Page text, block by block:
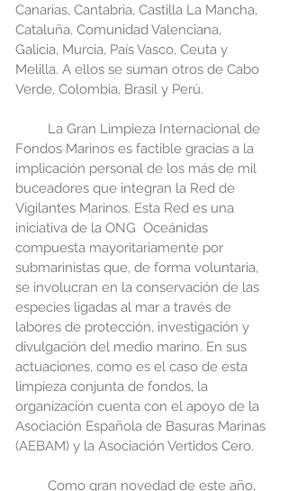
Canarias, Cantabria, Castilla La Mancha,
Cataluña, Comunidad Valenciana,
Galicia, Murcia, País Vasco, Ceuta y
Melilla. A ellos se suman otros de Cabo
Verde, Colombia, Brasil y Perú.
Fondos Marinos es factible gracias a la
implicación personal de los más de mil
buceadores que integran la Red de
Vigilantes Marinos. Esta Red es una
iniciativa de la ONG  Oceánidas
compuesta mayoritariamente por
submarinistas que, de forma voluntaria,
se involucran en la conservación de las
especies ligadas al mar a través de
labores de protección, investigación y
divulgación del medio marino. En sus
actuaciones, como es el caso de esta
limpieza conjunta de fondos, la
organización cuenta con el apoyo de la
Asociación Española de Basuras Marinas
(AEBAM) y la Asociación Vertidos Cero.